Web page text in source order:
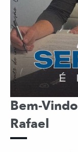
Bem-
Rafael